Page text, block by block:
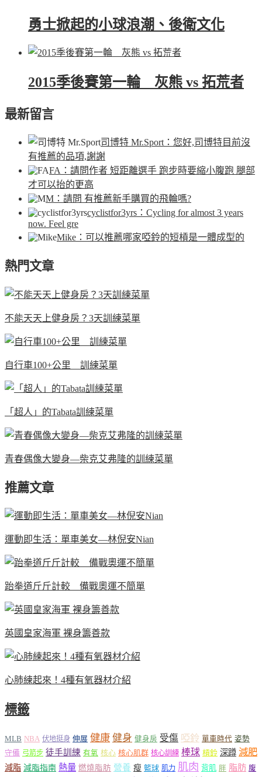
勇士掀起的小球浪潮、後衛文化
2015季後賽第一輪 灰熊 vs 拓荒者
最新留言
司博特 Mr.Sport ：您好,司博特目前沒
有推薦的品項,謝謝
FA ：請問作者 短距離選手 跑步時要縮小腹跑 腿部
才可以抬的更高
M ：請問 有推薦新手購買的飛輪嗎?
cyclistfor3yrs ：Cycling for almost 3 years
now. Feel gre
Mike ：可以推薦哪家啞鈴的短槓是一體成型的
熱門文章
不能天天上健身房？3天訓練菜單
自行車100+公里 訓練菜單
「超人」的Tabata訓練菜單
青春偶像大變身—柴克艾弗隆的訓練菜單
推薦文章
運動即生活：單車美女—林倪安Nian
跆拳道斤斤計較 備戰奧運不簡單
英國皇家海軍 裸身籌善款
心肺練起來！4種有氧器材介紹
標籤
MLB NBA 伏地挺身 伸展 健康 健身 健身房 受傷 啞鈴 單車時代 姿勢
守備 弓箭步 徒手訓練 有氧 核心 核心肌群 核心訓練 棒球 槓鈴 深蹲 減肥
減脂 減脂指南 熱量 燃燒脂肪 營養 瘦 籃球 肌力 肌肉 背肌 胖 脂肪 腹